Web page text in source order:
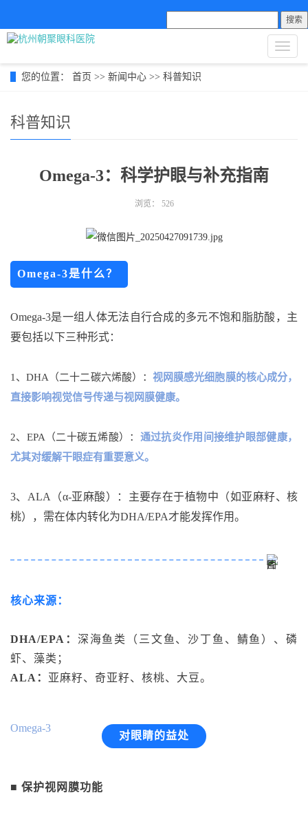
搜索
导
航
您的位置： 首页 >> 新闻中心 >> 科普知识
科普知识
Omega-3：科学护眼与补充指南
浏览： 526
Omega-3是什么？
Omega-3是一组人体无法自行合成的多元不饱和脂肪酸，主
要包括以下三种形式：
1、DHA（二十二碳六烯酸）： 视网膜感光细胞膜的核心成分，
直接影响视觉信号传递与视网膜健康。
2、EPA（二十碳五烯酸）： 通过抗炎作用间接维护眼部健康，
尤其对缓解干眼症有重要意义。
3、ALA（α-亚麻酸）：主要存在于植物中（如亚麻籽、核
桃），需在体内转化为DHA/EPA才能发挥作用。
核心来源：
DHA/EPA： 深海鱼类（三文鱼、沙丁鱼、鲭鱼）、磷
虾、藻类；
ALA： 亚麻籽、奇亚籽、核桃、大豆。
Omega-3
对眼睛的益处
■ 保护视网膜功能